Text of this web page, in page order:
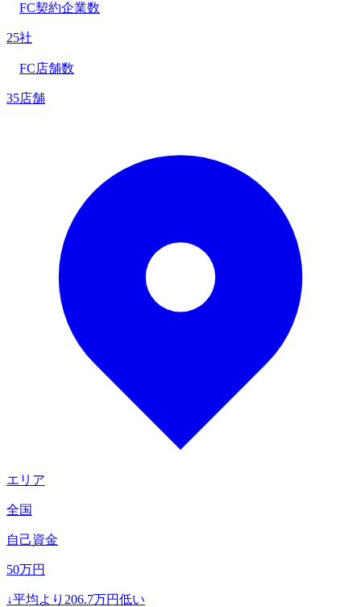
FC契約企業数
25社
FC店舗数
35店舗
エリア
全国
自己資金
50万円
↓平均より 206.7万円低い